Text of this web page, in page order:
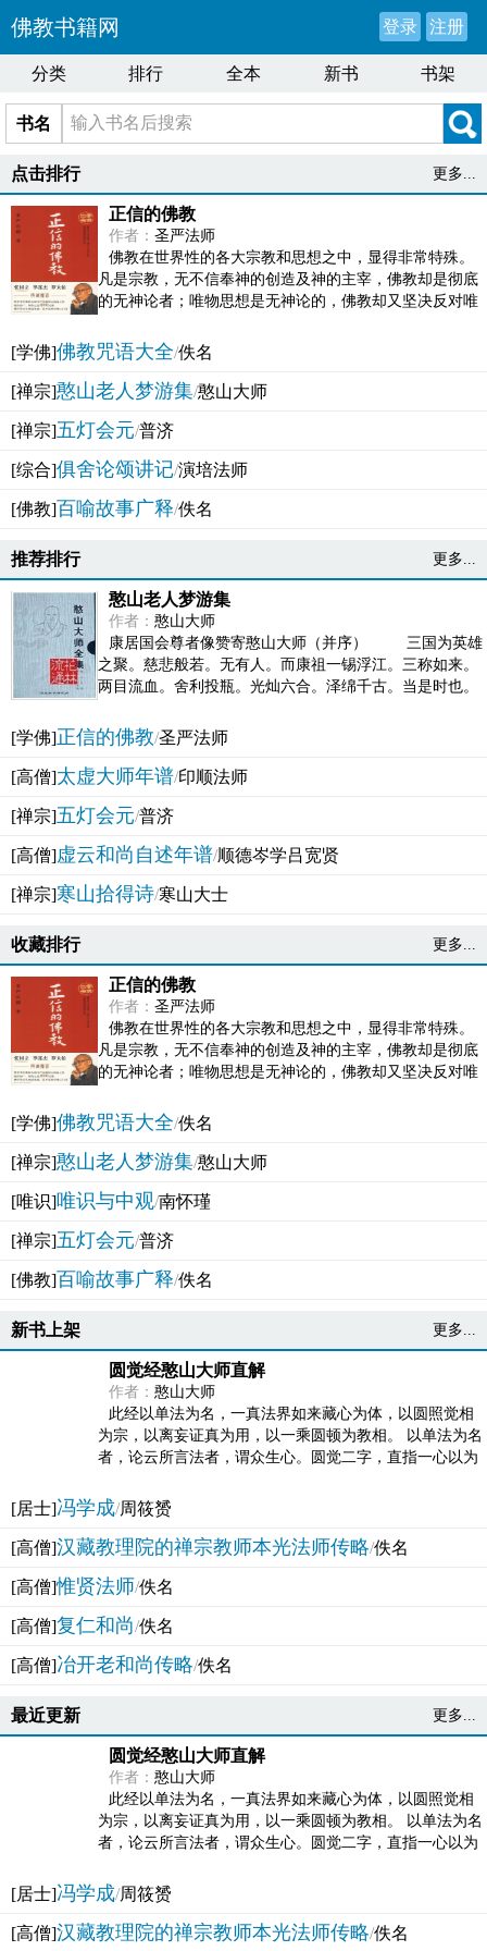
佛教书籍网 登录 注册
分类 排行 全本 新书 书架
书名
点击排行 更多...
正信的佛教
作者： 圣严法师
佛教在世界性的各大宗教和思想之中，显得非常特殊。
凡是宗教，无不信奉神的创造及神的主宰，佛教却是彻底
的无神论者；唯物思想是无神论的，佛教却又坚决反对唯
[学佛]佛教咒语大全/佚名
[禅宗]憨山老人梦游集/憨山大师
[禅宗]五灯会元/普济
[综合]俱舍论颂讲记/演培法师
[佛教]百喻故事广释/佚名
推荐排行 更多...
憨山老人梦游集
作者： 憨山大师
康居国会尊者像赞寄憨山大师（并序） 三国为英雄
之聚。慈悲般若。无有人。而康祖一锡浮江。三称如来。
两目流血。舍利投瓶。光灿六合。泽绵千古。当是时也。
[学佛]正信的佛教/圣严法师
[高僧]太虚大师年谱/印顺法师
[禅宗]五灯会元/普济
[高僧]虚云和尚自述年谱/顺德岑学吕宽贤
[禅宗]寒山拾得诗/寒山大士
收藏排行 更多...
正信的佛教
作者： 圣严法师
佛教在世界性的各大宗教和思想之中，显得非常特殊。
凡是宗教，无不信奉神的创造及神的主宰，佛教却是彻底
的无神论者；唯物思想是无神论的，佛教却又坚决反对唯
[学佛]佛教咒语大全/佚名
[禅宗]憨山老人梦游集/憨山大师
[唯识]唯识与中观/南怀瑾
[禅宗]五灯会元/普济
[佛教]百喻故事广释/佚名
新书上架 更多...
圆觉经憨山大师直解
作者： 憨山大师
此经以单法为名，一真法界如来藏心为体，以圆照觉相
为宗，以离妄证真为用，以一乘圆顿为教相。 以单法为名
者，论云所言法者，谓众生心。圆觉二字，直指一心以为
[居士]冯学成/周筱赟
[高僧]汉藏教理院的禅宗教师本光法师传略/佚名
[高僧]惟贤法师/佚名
[高僧]复仁和尚/佚名
[高僧]冶开老和尚传略/佚名
最近更新 更多...
圆觉经憨山大师直解
作者： 憨山大师
此经以单法为名，一真法界如来藏心为体，以圆照觉相
为宗，以离妄证真为用，以一乘圆顿为教相。 以单法为名
者，论云所言法者，谓众生心。圆觉二字，直指一心以为
[居士]冯学成/周筱赟
[高僧]汉藏教理院的禅宗教师本光法师传略/佚名